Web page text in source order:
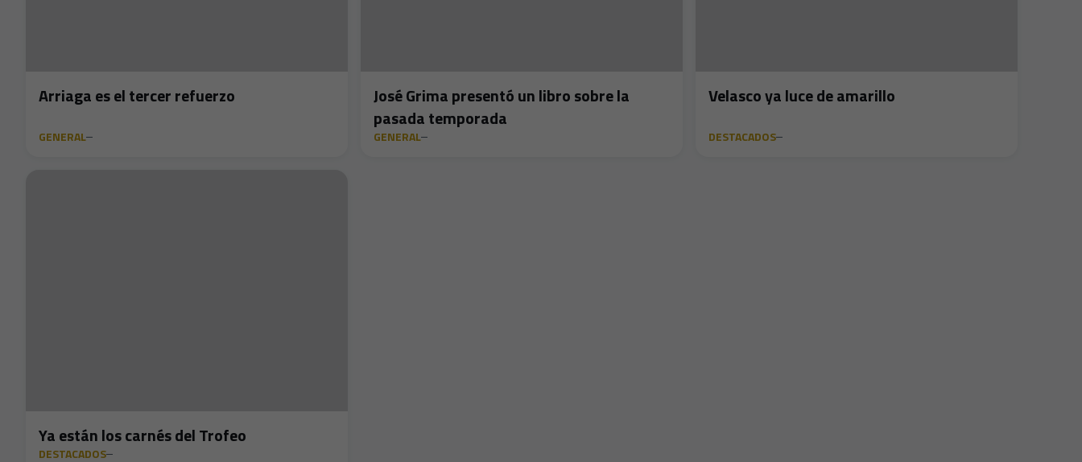
Arriaga es el tercer refuerzo
GENERAL
José Grima presentó un libro sobre la
pasada temporada
GENERAL
Velasco ya luce de amarillo
DESTACADOS
Ya están los carnés del Trofeo
DESTACADOS